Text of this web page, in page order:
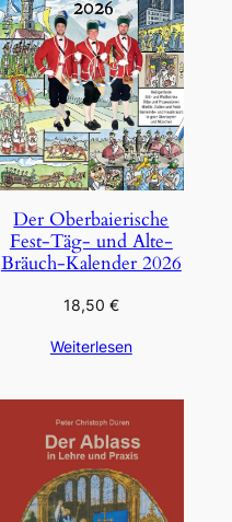
Der Oberbaierische
Fest-Täg- und Alte-
Bräuch-Kalender 2026
18,50 €
Weiterlesen